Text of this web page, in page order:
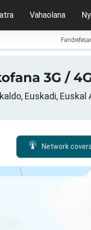
Vahaolana
3G /
Euskadi,
Network